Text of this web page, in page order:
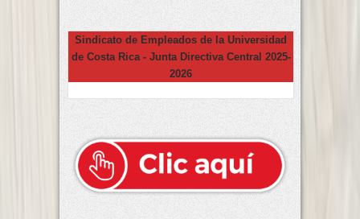
Sindicato de Empleados de la Universidad
de Costa Rica - Junta Directiva Central 2025-
2026